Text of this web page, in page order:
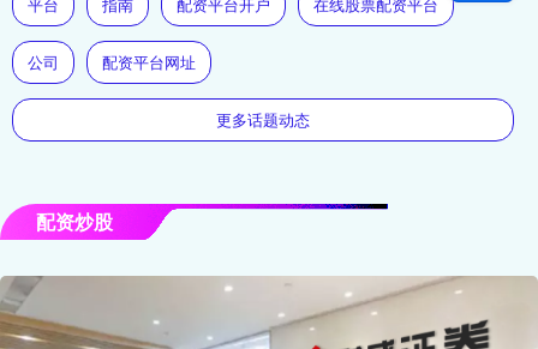
公司 配资平台网址
更多话题动态
配资炒股